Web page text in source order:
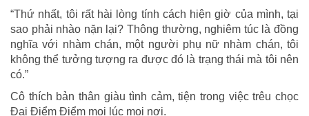
“Thứ nhất, tôi rất hài lòng tính cách hiện giờ của mình, tại
sao phải nhào nặn lại? Thông thường, nghiêm túc là đồng
nghĩa với nhàm chán, một người phụ nữ nhàm chán, tôi
không thể tưởng tượng ra được đó là trạng thái mà tôi nên
có.”
Cô thích bản thân giàu tình cảm, tiện trong việc trêu chọc
Đại Điểm Điểm mọi lúc mọi nơi.